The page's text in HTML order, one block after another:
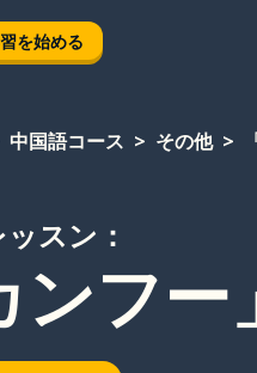
を始める
中国語コース その他
スン：
ンフ